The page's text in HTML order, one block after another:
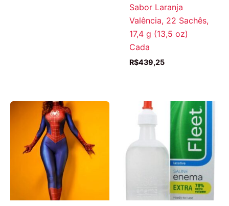
Sabor Laranja
Valência, 22 Sachês,
17,4 g (13,5 oz)
Cada
R$439,25